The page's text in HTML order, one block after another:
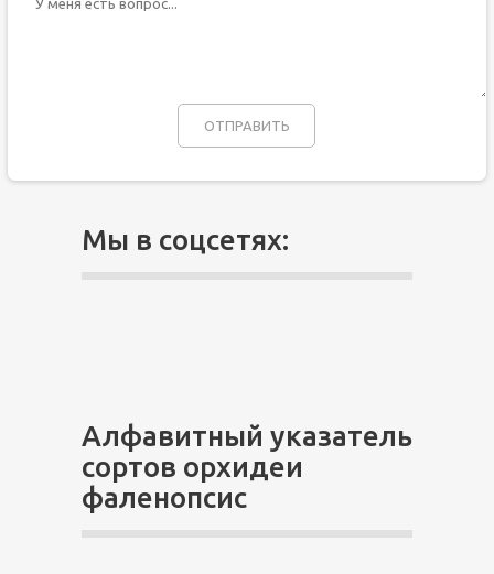
Мы в соцсетях:
Алфавитный указатель
сортов орхидеи
фаленопсис